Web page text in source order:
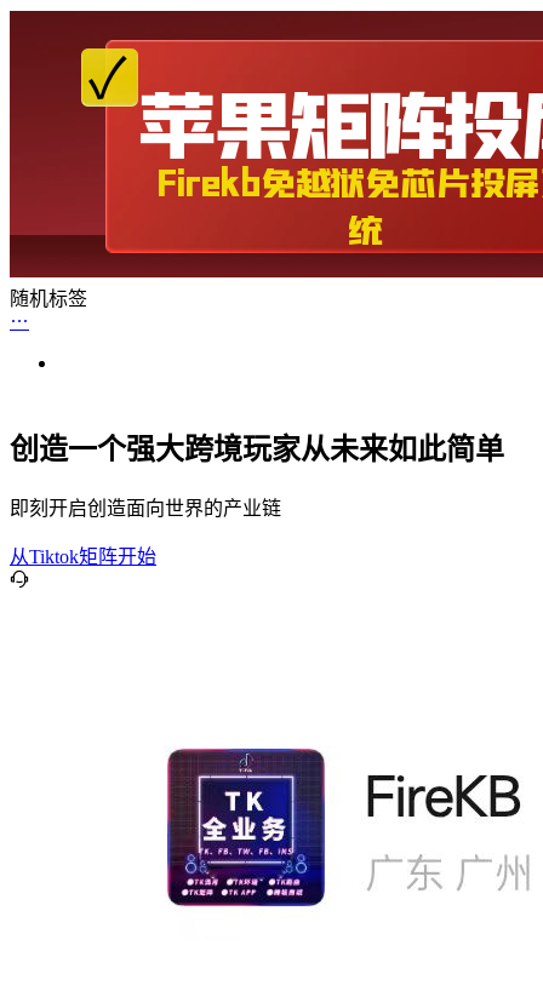
随机标签
创造一个强大跨境玩家从未来如此简单
即刻开启创造面向世界的产业链
从Tiktok矩阵开始